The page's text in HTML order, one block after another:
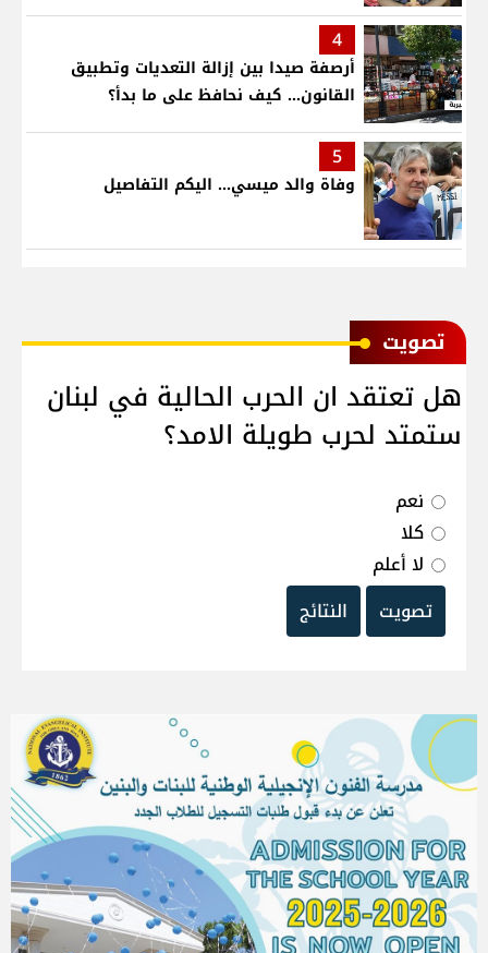
4
أرصفة صيدا بين إزالة التعديات وتطبيق
القانون... كيف نحافظ على ما بدأ؟
5
وفاة والد ميسي... اليكم التفاصيل
ﺗﺼﻮﻳﺖ
هل تعتقد ان الحرب الحالية في لبنان
ستمتد لحرب طويلة الامد؟
نعم
كلا
لا أعلم
تصويت
النتائج